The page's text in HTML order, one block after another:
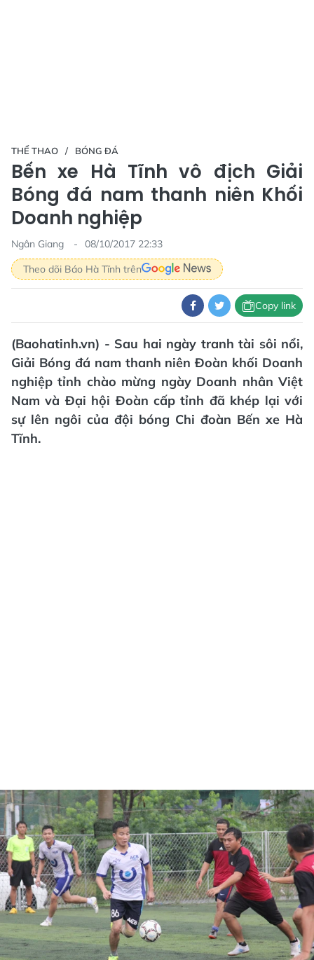
THỂ THAO BÓNG ĐÁ
Bến xe Hà Tĩnh vô địch Giải
Bóng đá nam thanh niên Khối
Doanh nghiệp
Ngân Giang
08/10/2017 22:33
Theo dõi Báo Hà Tĩnh trên
Copy link
(Baohatinh.vn) - Sau hai ngày tranh tài sôi nổi,
Giải Bóng đá nam thanh niên Đoàn khối Doanh
nghiệp tỉnh chào mừng ngày Doanh nhân Việt
Nam và Đại hội Đoàn cấp tỉnh đã khép lại với
sự lên ngôi của đội bóng Chi đoàn Bến xe Hà
Tĩnh.